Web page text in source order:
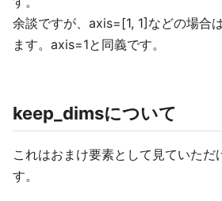
余談ですが、axis=[1, 1]などの場合
ます。axis=1と同義です。
keep_dimsについて
これはおまけ要素として見ていただ
す。